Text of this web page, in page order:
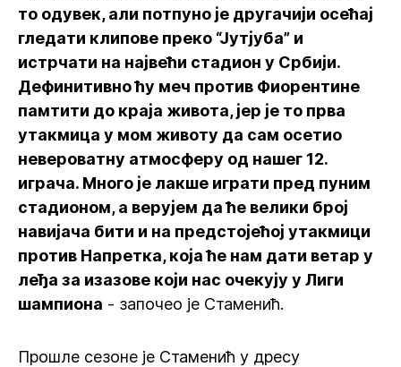
то одувек, али потпуно је другачији осећај
гледати клипове преко “Јутјуба” и
истрчати на највећи стадион у Србији.
Дефинитивно ћу меч против Фиорентине
памтити до краја живота, јер је то прва
утакмица у мом животу да сам осетио
невероватну атмосферу од нашег 12.
играча. Много је лакше играти пред пуним
стадионом, а верујем да ће велики број
навијача бити и на предстојећој утакмици
против Напретка, која ће нам дати ветар у
леђа за изазове који нас очекују у Лиги
шампиона - започео је Стаменић.
Прошле сезоне је Стаменић у дресу